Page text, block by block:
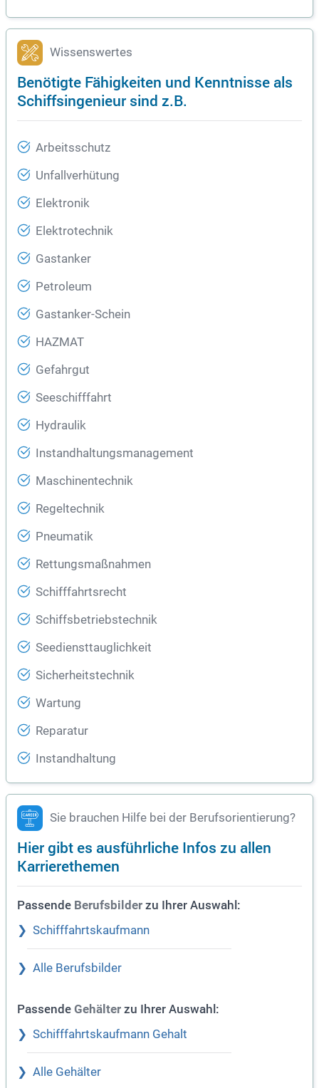
Wissenswertes
Benötigte Fähigkeiten und Kenntnisse als
Schiffsingenieur sind z.B.
Arbeitsschutz
Unfallverhütung
Elektronik
Elektrotechnik
Gastanker
Petroleum
Gastanker-Schein
HAZMAT
Gefahrgut
Seeschifffahrt
Hydraulik
Instandhaltungsmanagement
Maschinentechnik
Regeltechnik
Pneumatik
Rettungsmaßnahmen
Schifffahrtsrecht
Schiffsbetriebstechnik
Seediensttauglichkeit
Sicherheitstechnik
Wartung
Reparatur
Instandhaltung
Sie brauchen Hilfe bei der Berufsorientierung?
Hier gibt es ausführliche Infos zu allen
Karrierethemen
Passende Berufsbilder zu Ihrer Auswahl:
Schifffahrtskaufmann
Alle Berufsbilder
Passende Gehälter zu Ihrer Auswahl:
Schifffahrtskaufmann Gehalt
Alle Gehälter